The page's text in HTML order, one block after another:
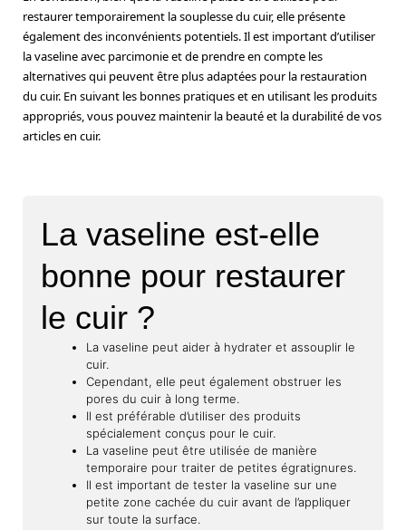
restaurer temporairement la souplesse du cuir, elle présente
également des inconvénients potentiels. Il est important d’utiliser
la vaseline avec parcimonie et de prendre en compte les
alternatives qui peuvent être plus adaptées pour la restauration
du cuir. En suivant les bonnes pratiques et en utilisant les produits
appropriés, vous pouvez maintenir la beauté et la durabilité de vos
articles en cuir.
La vaseline est-elle
bonne pour restaurer
le cuir ?
La vaseline peut aider à hydrater et assouplir le
cuir.
Cependant, elle peut également obstruer les
pores du cuir à long terme.
Il est préférable d’utiliser des produits
spécialement conçus pour le cuir.
La vaseline peut être utilisée de manière
temporaire pour traiter de petites égratignures.
Il est important de tester la vaseline sur une
petite zone cachée du cuir avant de l’appliquer
sur toute la surface.